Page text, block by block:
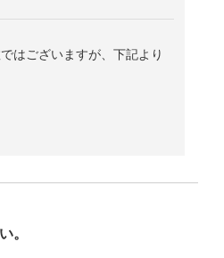
はございますが、下記より
。